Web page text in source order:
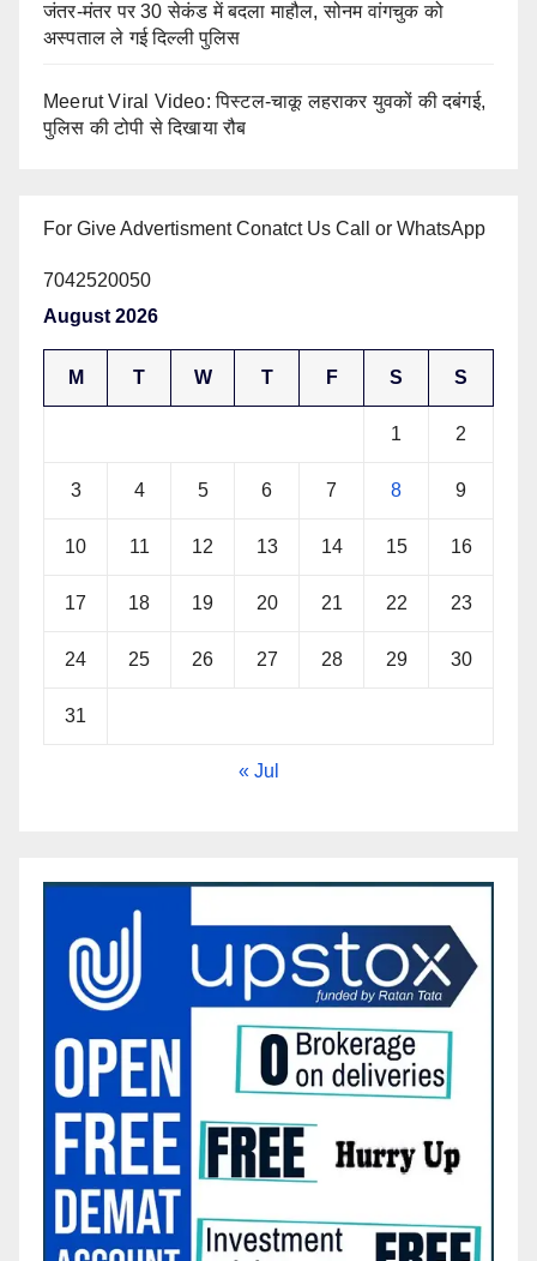
जंतर-मंतर पर 30 सेकंड में बदला माहौल, सोनम वांगचुक को
अस्पताल ले गई दिल्ली पुलिस
Meerut Viral Video: पिस्टल-चाकू लहराकर युवकों की दबंगई,
पुलिस की टोपी से दिखाया रौब
For Give Advertisment Conatct Us Call or WhatsApp
7042520050
August 2026
M T W T F S S
1 2
3 4 5 6 7 8 9
10 11 12 13 14 15 16
17 18 19 20 21 22 23
24 25 26 27 28 29 30
31
« Jul